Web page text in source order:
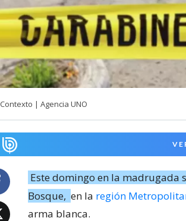
Contexto | Agencia UNO
Este domingo en la madrugada
Bosque, en la región
arma blanca.